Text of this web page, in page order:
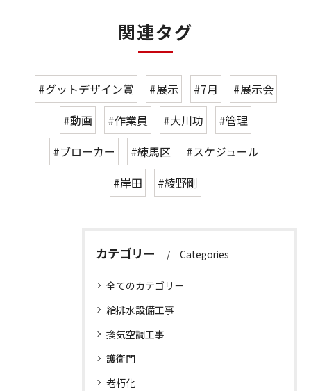
関連タグ
#グットデザイン賞 #展示 #7月
#展示会
#動画
#作業員 #大川功
#管理
#ブローカー
#練馬区
#スケジュール
#岸田
#綾野剛
カテゴリー Categories
全てのカテゴリー
給排水設備工事
換気空調工事
護衛門
老朽化